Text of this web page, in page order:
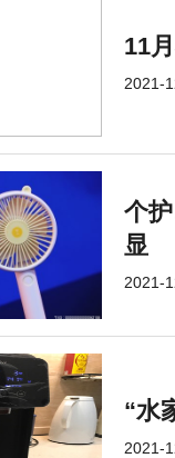
11
2021-
个
显
2021-
“水
2021-